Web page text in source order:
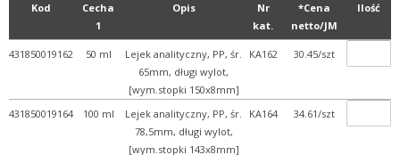
Kod
Cecha
1
Opis
Nr
kat.
*Cena
netto/JM
Ilość
431850019162 50 ml
Lejek analityczny, PP, śr.
65mm, długi wylot,
[wym.stopki 150x8mm]
KA162 30.45/szt
431850019164 100 ml
Lejek analityczny, PP, śr.
78,5mm, długi wylot,
[wym.stopki 143x8mm]
KA164 34.61/szt